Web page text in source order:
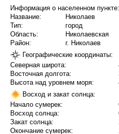
Информация о населенном пункте:
Название:
Николаев
Тип:
город
Область:
Николаевская
Район:
г. Николаев
Географические координаты:
Северная широта:
Восточная долгота:
Высота над уровнем моря:
Восход и закат солнца:
Начало сумерек:
Восход солнца:
Закат солнца:
Окончание сумерек: